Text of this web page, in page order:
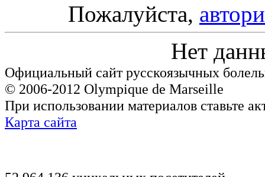
Пожалуйста,
Нет
Официальный сайт русскоязычных
© 2006-2012 Olympique de Marseille
При использовании материалов ставьте
Карта сайта